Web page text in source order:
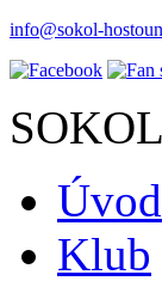
info@sokol-
Úvod
Klub